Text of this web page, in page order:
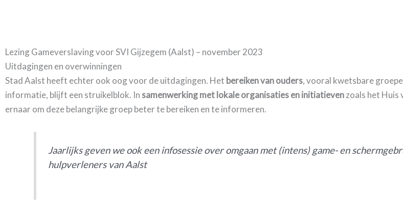
Lezing Gameverslaving voor SVI Gijzegem (Aalst) – november 2023
Uitdagingen en overwinningen
Stad Aalst heeft echter ook oog voor de uitdagingen. Het bereiken van ouders, vooral kwetsbare
informatie, blijft een struikelblok. In samenwerking met lokale organisaties en initiatievenzoals het Huis
ernaar om deze belangrijke groep beter te bereiken en te informeren.
Jaarlijks geven we ook een infosessie over omgaan met (intens) game- en
hulpverleners van Aalst